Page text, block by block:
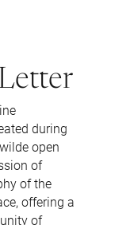
during
open
of
of the
offering a
of